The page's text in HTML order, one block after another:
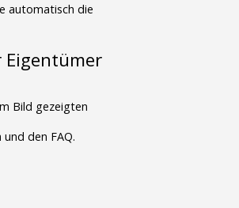
automatisch die
Eigentümer
Bild gezeigten
den FAQ.